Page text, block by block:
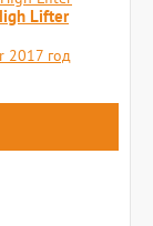
Lifter
2017 год